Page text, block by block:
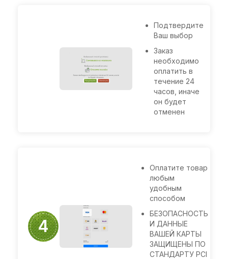
Подтвердите
Ваш выбор
Заказ
необходимо
оплатить в
течение 24
часов, иначе
он будет
отменен
4
Оплата
заказа
Оплатите товар
любым
удобным
способом
БЕЗОПАСНОСТЬ
И ДАННЫЕ
ВАШЕЙ КАРТЫ
ЗАЩИЩЕНЫ ПО
СТАНДАРТУ PCI